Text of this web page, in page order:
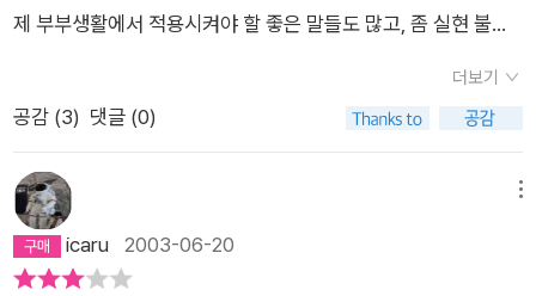
치면 그게 쉽지많은 않다. ( 아직, 결혼은 안해 보았지만, 결코 남
자친구에게도 이렇게 하기란 쉽지가 않다.) 30년 가량을 다르게
살던 사람이 하루아침에 잘 맞춰서 알콩달콩 살기는 어렵고, 책만
책처럼 시원하게 살수 있지 않을까 하는 생각이 든다. 책속에는
시댁, 친정부모님과의 관계에 대해서도 짧게 나마 설명하고 있다.
어찌보면 이렇게 살기가 쉬운가? 하는 생각도 들지만, 나름대로
맞장구 쳐주고픈 내용도 많다. 뭔가 통쾌하고 재미있는 글을 읽고
제 부부생활에서 적용시켜야 할 좋은 말들도 많고, 좀 실현 불가
불타는 사랑으로 배우자를 대하면서, 바라고 요구하는 것보다....
약간은 한발짝 물러서서약간은 덜 사랑하는 마음으로약간은 냉
주는 소설...아니 에세이이다.결혼생활이란 자고로....정때문에 산
다는 말은 꼬부랑 할머니가 되어서나 하는 말이니...나는 결코 사
랑으로 살리라~~하고 다짐했었는데....그것이 얼마나 힘들고 나
더보기
공감 (3) 댓글 (0)
icaru 2003-06-20